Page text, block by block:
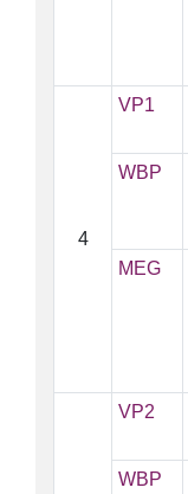
4
VP1
WBP
MEG
VP2
WBP